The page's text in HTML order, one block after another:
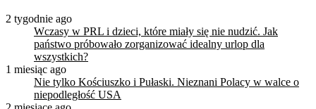
2 tygodnie ago
Wczasy w PRL i dzieci, które miały się nie nudzić. Jak
państwo próbowało zorganizować idealny urlop dla
wszystkich?
1 miesiąc ago
Nie tylko Kościuszko i Pułaski. Nieznani Polacy w walce o
niepodległość USA